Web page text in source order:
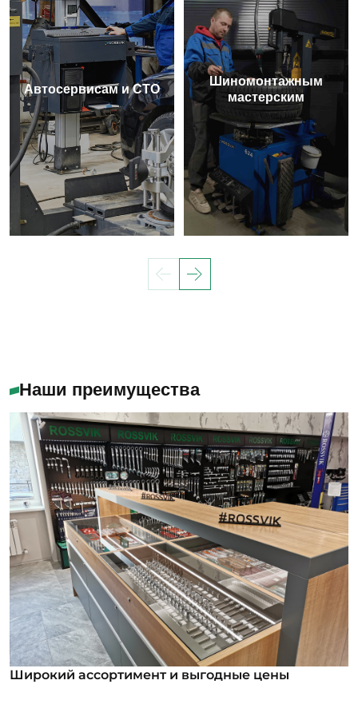
Автосервисам и СТО
Шиномонтажным
мастерским
Наши преимущества
Широкий ассортимент и выгодные цены